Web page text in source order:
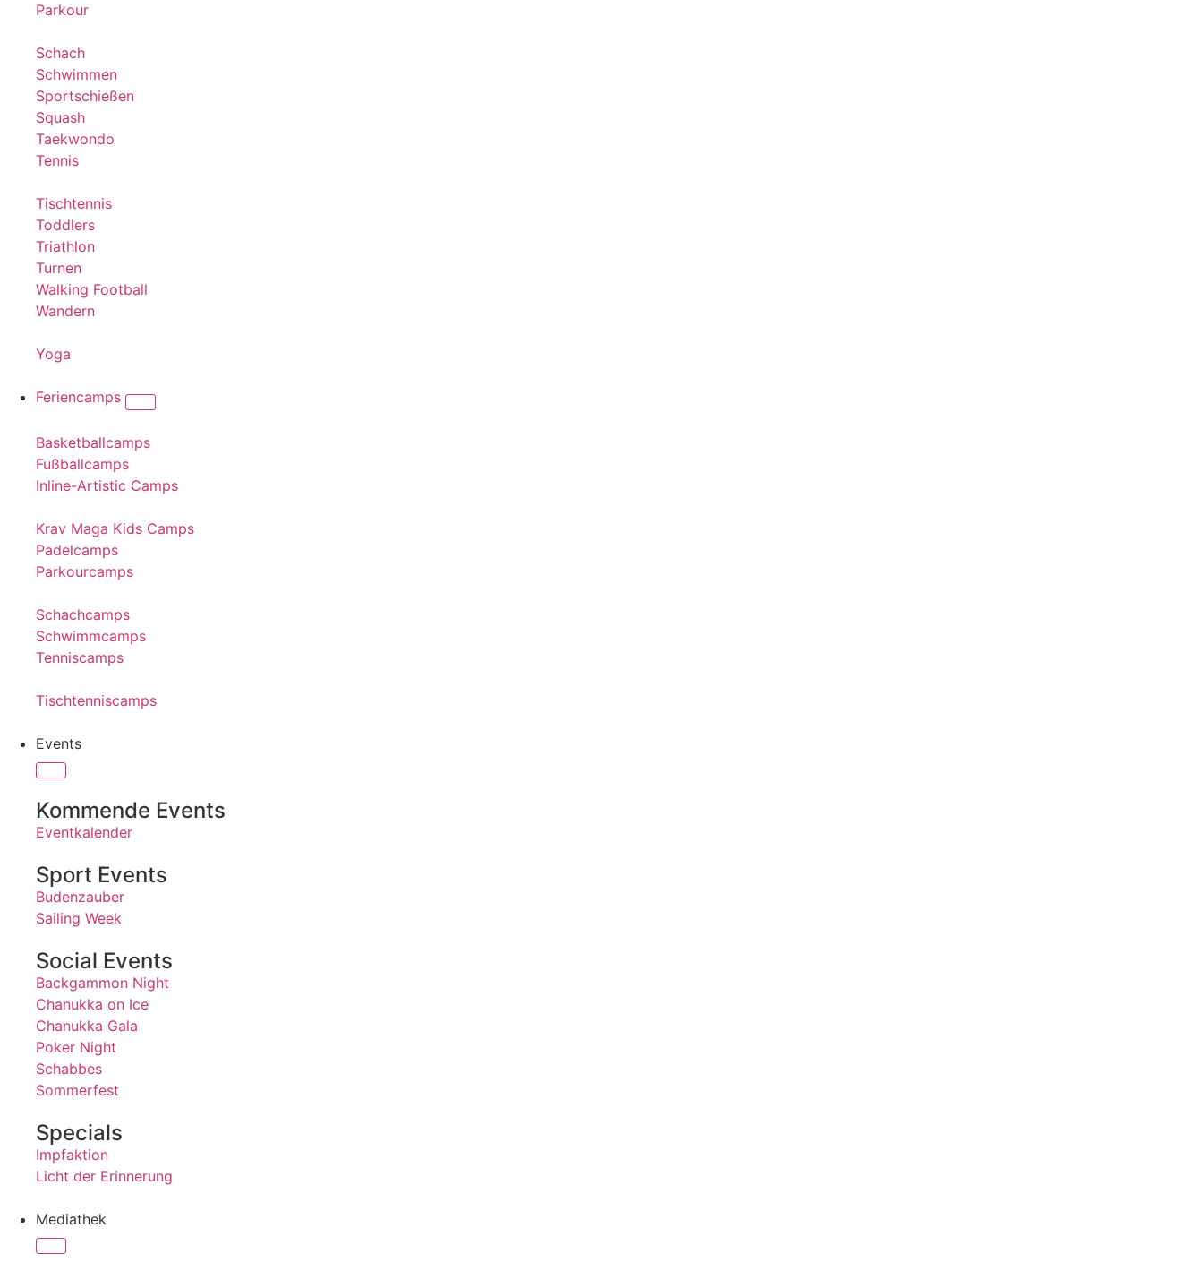
Parkour
Schach
Schwimmen
Sportschießen
Squash
Taekwondo
Tennis
Tischtennis
Toddlers
Triathlon
Turnen
Walking Football
Wandern
Yoga
Feriencamps
Basketballcamps
Fußballcamps
Inline-Artistic Camps
Krav Maga Kids Camps
Padelcamps
Parkourcamps
Schachcamps
Schwimmcamps
Tenniscamps
Tischtenniscamps
Events
Kommende Events
Eventkalender
Sport Events
Budenzauber
Sailing Week
Social Events
Backgammon Night
Chanukka on Ice
Chanukka Gala
Poker Night
Schabbes
Sommerfest
Specials
Impfaktion
Licht der Erinnerung
Mediathek